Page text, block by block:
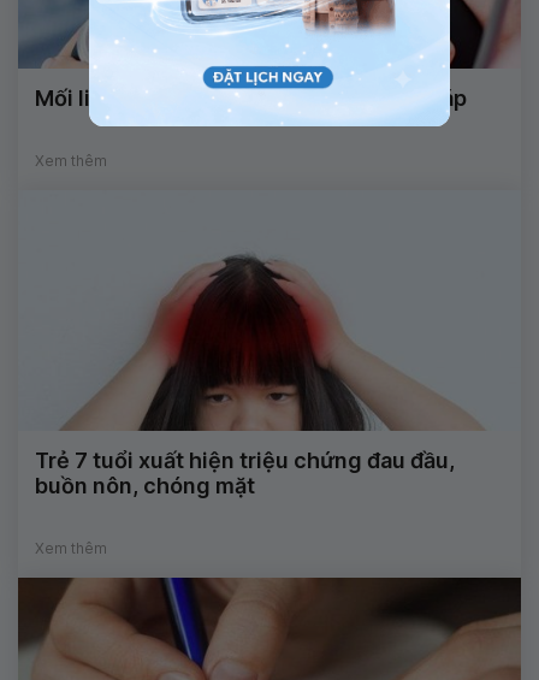
Mối liên quan giữa chóng mặt và huyết áp
Xem thêm
Trẻ 7 tuổi xuất hiện triệu chứng đau đầu,
buồn nôn, chóng mặt
Xem thêm